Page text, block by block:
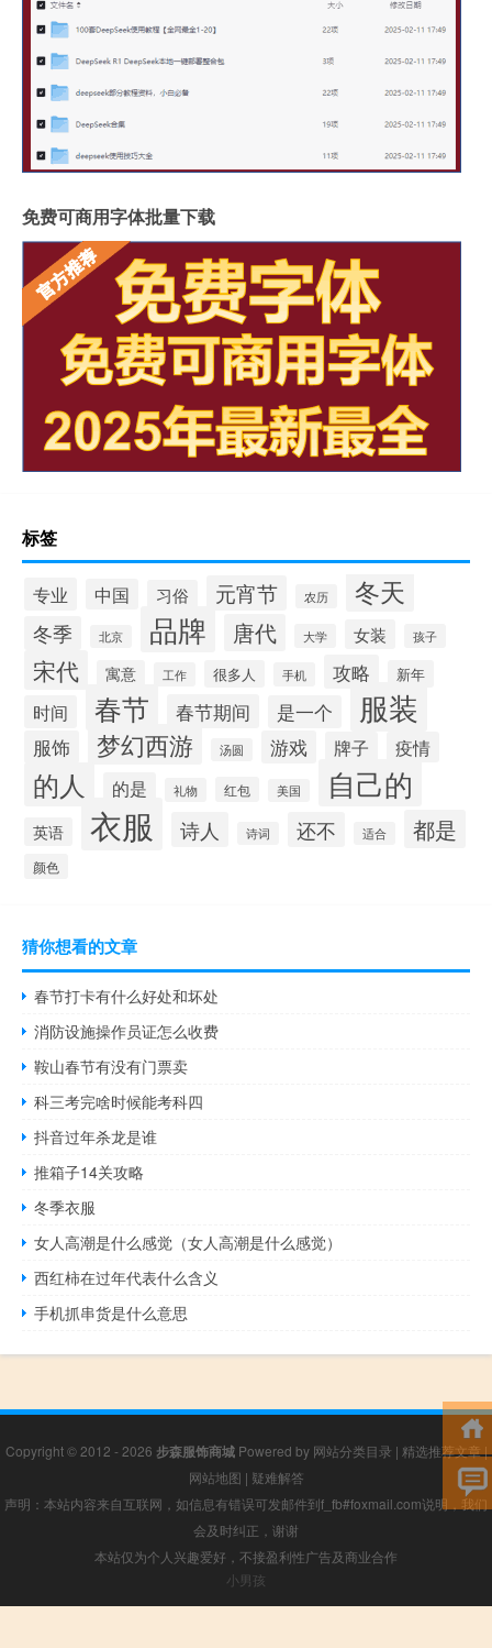
免费可商用字体批量下载
标签
专业 中国 习俗 元宵节 农历 冬天
冬季 北京 品牌 唐代 大学 女装 孩子
宋代 寓意 工作 很多人 手机 攻略 新年
时间 春节 春节期间 是一个 服装
服饰 梦幻西游 汤圆 游戏 牌子 疫情
的人 的是 礼物 红包 美国 自己的
英语 衣服 诗人 诗词 还不 适合 都是
颜色
猜你想看的文章
春节打卡有什么好处和坏处
消防设施操作员证怎么收费
鞍山春节有没有门票卖
科三考完啥时候能考科四
抖音过年杀龙是谁
推箱子14关攻略
冬季衣服
女人高潮是什么感觉（女人高潮是什么感觉）
西红柿在过年代表什么含义
手机抓串货是什么意思
Copyright © 2012 - 2026 步森服饰商城Powered by 网站分类目录 | 精选推荐文章|
网站地图 | 疑难解答
声明：本站内容来自互联网，如信息有错误可发邮件到f_fb#foxmail.com说明，我们
会及时纠正，谢谢
本站仅为个人兴趣爱好，不接盈利性广告及商业合作
小男孩